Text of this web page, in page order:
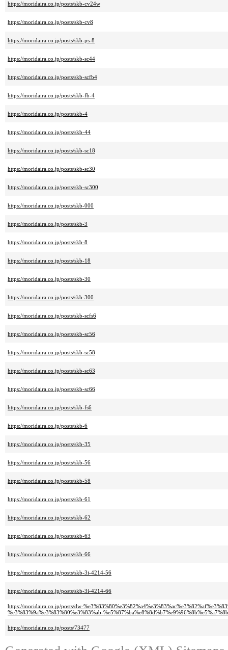
https://moridaira.co.jp/posts/skb-cv24w
https://moridaira.co.jp/posts/skb-cv8
https://moridaira.co.jp/posts/skb-ps-8
https://moridaira.co.jp/posts/skb-sc44
https://moridaira.co.jp/posts/skb-scfb4
https://moridaira.co.jp/posts/skb-fb-4
https://moridaira.co.jp/posts/skb-4
https://moridaira.co.jp/posts/skb-44
https://moridaira.co.jp/posts/skb-sc18
https://moridaira.co.jp/posts/skb-sc30
https://moridaira.co.jp/posts/skb-sc300
https://moridaira.co.jp/posts/skb-000
https://moridaira.co.jp/posts/skb-3
https://moridaira.co.jp/posts/skb-8
https://moridaira.co.jp/posts/skb-18
https://moridaira.co.jp/posts/skb-30
https://moridaira.co.jp/posts/skb-300
https://moridaira.co.jp/posts/skb-scfs6
https://moridaira.co.jp/posts/skb-sc56
https://moridaira.co.jp/posts/skb-sc58
https://moridaira.co.jp/posts/skb-sc63
https://moridaira.co.jp/posts/skb-sc66
https://moridaira.co.jp/posts/skb-fs6
https://moridaira.co.jp/posts/skb-6
https://moridaira.co.jp/posts/skb-35
https://moridaira.co.jp/posts/skb-56
https://moridaira.co.jp/posts/skb-58
https://moridaira.co.jp/posts/skb-61
https://moridaira.co.jp/posts/skb-62
https://moridaira.co.jp/posts/skb-63
https://moridaira.co.jp/posts/skb-66
https://moridaira.co.jp/posts/skb-3i-4214-56
https://moridaira.co.jp/posts/skb-3i-4214-66
https://moridaira.co.jp/posts/dw-
%e3%83%9a%e3%83%80%e3%83%ab-
https://moridaira.co.jp/posts/73477